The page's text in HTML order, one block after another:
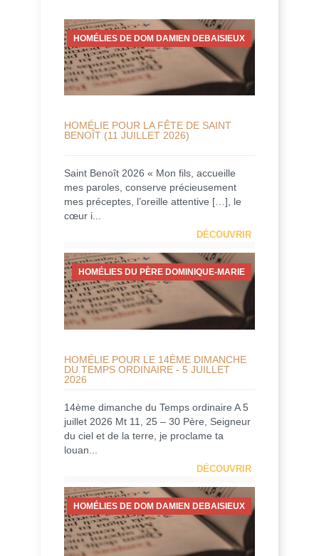
HOMÉLIES DE DOM DAMIEN DEBAISIEUX
HOMÉLIE POUR LA FÊTE DE SAINT
BENOÎT (11 JUILLET 2026)
Saint Benoît 2026 « Mon fils, accueille
mes paroles, conserve précieusement
mes préceptes, l’oreille attentive […], le
cœur i...
DÉCOUVRIR
HOMÉLIES DU PÈRE DOMINIQUE-MARIE
HOMÉLIE POUR LE 14ÈME DIMANCHE
DU TEMPS ORDINAIRE - 5 JUILLET
2026
14ème dimanche du Temps ordinaire A 5
juillet 2026 Mt 11, 25 – 30 Père, Seigneur
du ciel et de la terre, je proclame ta
louan...
DÉCOUVRIR
HOMÉLIES DE DOM DAMIEN DEBAISIEUX